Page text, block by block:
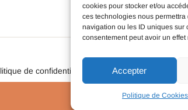
cookies pour stocker et/ou
ces technologies nous
navigation ou les ID uniques sur
consentement peut avoir un
Accepter
Politique de Cookies
de confidentialité Mentions légales